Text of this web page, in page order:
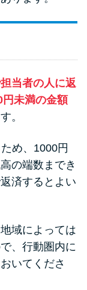
当者の人に返
未満の金額
。
め、1000円
の端数までき
済するとよい
域によっては
、行動圏内に
いてくださ